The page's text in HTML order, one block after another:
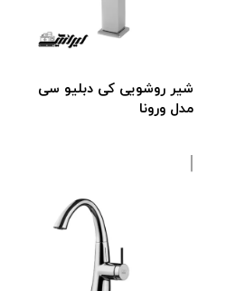
شیر روشویی کی دبلیو سی
مدل ورونا